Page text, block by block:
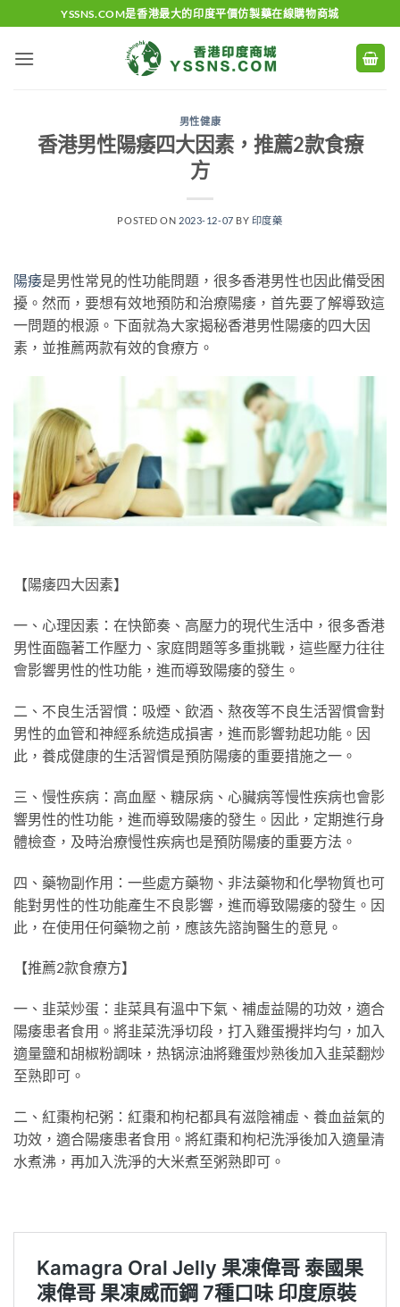
to
content
YSSNS.COM是香港最大的印度平價仿製藥在線購物商城
男性健康
香港男性陽痿四大因素，推薦2款食療
方
POSTED ON 2023-12-07 BY 印度藥
陽痿是男性常見的性功能問題，很多香港男性也因此備受困
擾。然而，要想有效地預防和治療陽痿，首先要了解導致這
一問題的根源。下面就為大家揭秘香港男性陽痿的四大因
素，並推薦两款有效的食療方。
【陽痿四大因素】
一、心理因素：在快節奏、高壓力的現代生活中，很多香港
男性面臨著工作壓力、家庭問題等多重挑戰，這些壓力往往
會影響男性的性功能，進而導致陽痿的發生。
二、不良生活習慣：吸煙、飲酒、熬夜等不良生活習慣會對
男性的血管和神經系統造成損害，進而影響勃起功能。因
此，養成健康的生活習慣是預防陽痿的重要措施之一。
三、慢性疾病：高血壓、糖尿病、心臟病等慢性疾病也會影
響男性的性功能，進而導致陽痿的發生。因此，定期進行身
體檢查，及時治療慢性疾病也是預防陽痿的重要方法。
四、藥物副作用：一些處方藥物、非法藥物和化學物質也可
能對男性的性功能產生不良影響，進而導致陽痿的發生。因
此，在使用任何藥物之前，應該先諮詢醫生的意見。
【推薦2款食療方】
一、韭菜炒蛋：韭菜具有溫中下氣、補虛益陽的功效，適合
陽痿患者食用。將韭菜洗淨切段，打入雞蛋攪拌均勻，加入
適量鹽和胡椒粉調味，热锅涼油將雞蛋炒熟後加入韭菜翻炒
至熟即可。
二、紅棗枸杞粥：紅棗和枸杞都具有滋陰補虛、養血益氣的
功效，適合陽痿患者食用。將紅棗和枸杞洗淨後加入適量清
水煮沸，再加入洗淨的大米煮至粥熟即可。